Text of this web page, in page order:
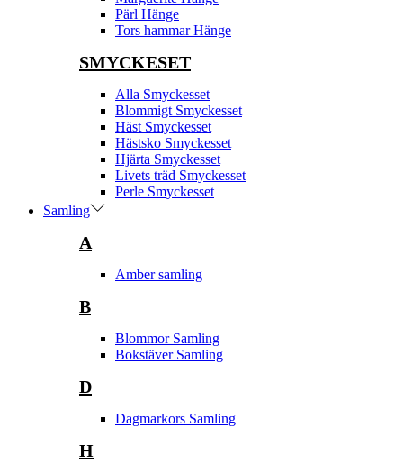
Pärl Hänge
Tors hammar Hänge
SMYCKESET
Alla Smyckesset
Blommigt Smyckesset
Häst Smyckesset
Hästsko Smyckesset
Hjärta Smyckesset
Livets träd Smyckesset
Perle Smyckesset
Samling
A
Amber samling
B
Blommor Samling
Bokstäver Samling
D
Dagmarkors Samling
H